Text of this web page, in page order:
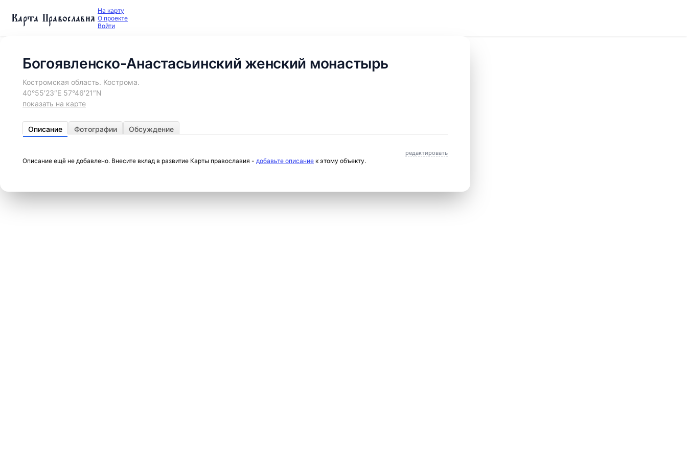
Карта Православия На карту
О проекте
Войти
Богоявленско-Анастасьинский женский монастырь
Костромская область. Кострома.
40°55′23″E 57°46′21″N
показать на карте
Описание Фотографии Обсуждение
редактировать
Описание ещё не добавлено. Внесите вклад в развитие Карты православия - добавьте описание к этому объекту.